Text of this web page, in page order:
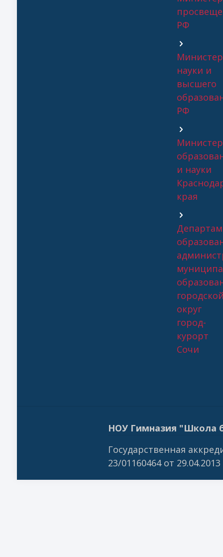
РФ
науки и
высшего
РФ
и науки
края
округ
город-
курорт
Сочи
НОУ Гимназия "Школа
Государственная
23/01160464 от 29.04.2013